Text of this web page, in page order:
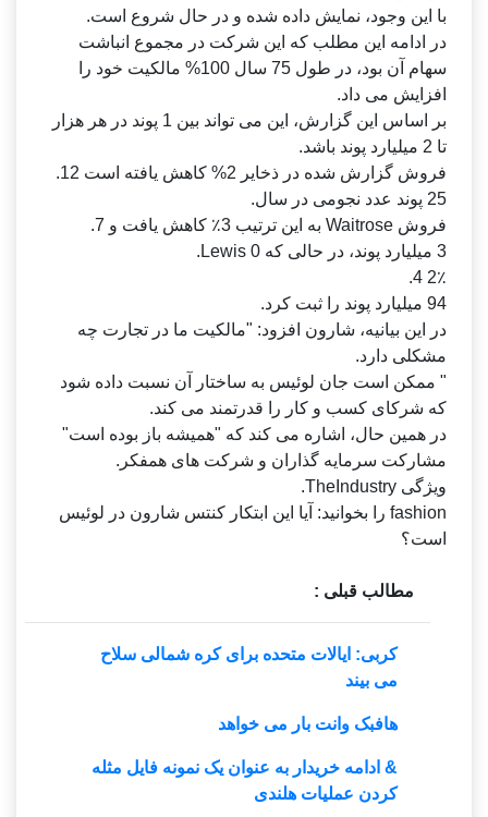
با این وجود، نمایش داده شده و در حال شروع است.
در ادامه این مطلب که این شرکت در مجموع انباشت
سهام آن بود، در طول 75 سال 100% مالکیت خود را
افزایش می داد.
بر اساس این گزارش، این می تواند بین 1 پوند در هر هزار
تا 2 میلیارد پوند باشد.
فروش گزارش شده در ذخایر 2% کاهش یافته است 12.
25 پوند عدد نجومی در سال.
فروش Waitrose به این ترتیب 3٪ کاهش یافت و 7.
3 میلیارد پوند، در حالی که Lewis 0.
2٪ 4.
94 میلیارد پوند را ثبت کرد.
در این بیانیه، شارون افزود: "مالکیت ما در تجارت چه
مشکلی دارد.
" ممکن است جان لوئیس به ساختار آن نسبت داده شود
که شرکای کسب و کار را قدرتمند می کند.
در همین حال، اشاره می کند که "همیشه باز بوده است"
مشارکت سرمایه گذاران و شرکت های همفکر.
ویژگی TheIndustry.
fashion را بخوانید: آیا این ابتکار کنتس شارون در لوئیس
است؟
مطالب قبلی :
کربی: ایالات متحده برای کره شمالی سلاح
می بیند
هافبک وانت بار می خواهد
& ادامه خریدار به عنوان یک نمونه فایل مثله
کردن عملیات هلندی